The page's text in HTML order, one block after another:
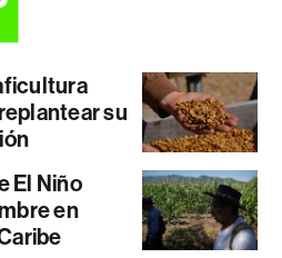
su
El Niño
en